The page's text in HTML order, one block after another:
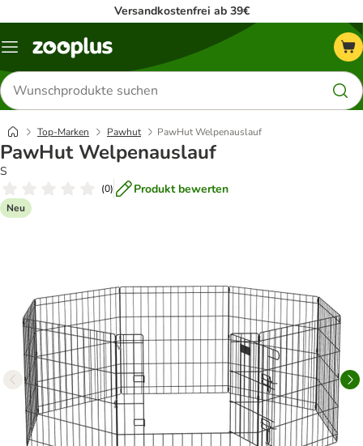
Versandkostenfrei ab 39€
Menü
Produkte
suchen
Top-Marken Pawhut PawHut Welpenauslauf
PawHut Welpenauslauf
S
(0) Produkt bewerten
Neu